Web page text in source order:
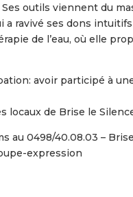
outils viennent du
a ravivé ses dons
de l’eau, où elle
avoir participé à
locaux de Brise le
au 0498/40.08.03 –
expression